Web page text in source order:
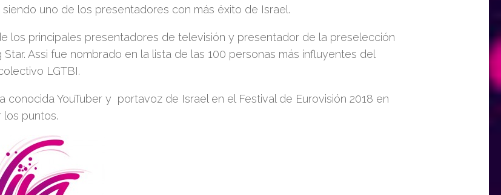
uno de los presentadores con más éxito de Israel.
los principales presentadores de televisión y presentador de la preselección
Star. Assi fue nombrado en la lista de las 100 personas más influyentes del
LGTBI.
conocida YouTuber y portavoz de Israel en el Festival de Eurovisión 2018 en
los puntos.